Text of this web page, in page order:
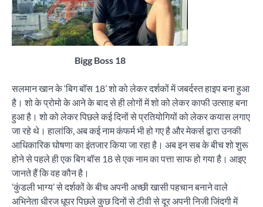
Bigg Boss 18
सलमान खान के ‘बिग बॉस 18’ शो को लेकर दर्शकों में जबर्दस्त हाइप बना हुआ
है। शो के प्रोमो के आने के बाद से ही लोगों में शो को लेकर काफी उत्साह बना
हुआ है। शो को लेकर पिछले कई दिनों से प्रतियोगियों को लेकर कयास लगाए
जा रहे थे। हालांकि, अब कई नाम कंफर्म भी हो गए है और मेकर्स द्वारा उनकी
आधिकारिक घोषणा का इंतजार किया जा रहा है। अब इन सब के बीच शो शुरू
होने से पहले ही एक बिग बॉस 18 से एक नाम का पत्ता साफ हो गया है। आइए
जानते हैं कि वह कौन है।
‘कुंडली भाग्य’ से दर्शकों के बीच अपनी अच्छी खासी पहचान बनाने वाले
अभिनेता धीरज धूपर पिछले कुछ दिनों से टीवी से दूर अपनी निजी जिंदगी में